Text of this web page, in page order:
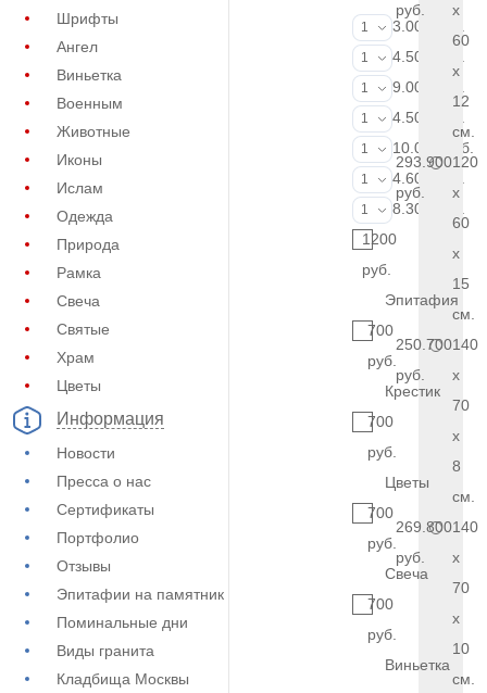
Шрифты
Ангел
Виньетка
Военным
Животные
Иконы
Ислам
Одежда
Природа
Рамка
Свеча
Святые
Храм
Цветы
Информация
Новости
Пресса о нас
Сертификаты
Портфолио
Отзывы
Эпитафии на памятник
Поминальные дни
Виды гранита
Кладбища Москвы
ФИО и даты
1
3.000 руб.
ФИО и даты
1
4.500 руб.
ФИО и даты
1
9.000 руб.
Портрет
1
4.500 руб.
Портрет
1
10.000 руб.
Фотокерамика
1
4.600 руб.
Фото на
1
8.300 руб.
1200
руб.
Эпитафия
700
руб.
Крестик
700
руб.
Цветы
700
руб.
Свеча
700
руб.
Виньетка
руб.
x
60
x
12
см.
293.900
руб.
120
x
60
x
15
см.
250.700
руб.
140
x
70
x
8
см.
269.800
руб.
140
x
70
x
10
см.